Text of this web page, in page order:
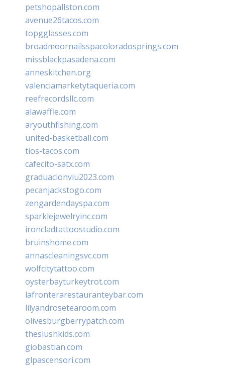
petshopallston.com
avenue26tacos.com
topgglasses.com
broadmoornailsspacoloradosprings.com
missblackpasadena.com
anneskitchen.org
valenciamarketytaqueria.com
reefrecordsllc.com
alawaffle.com
aryouthfishing.com
united-basketball.com
tios-tacos.com
cafecito-satx.com
graduacionviu2023.com
pecanjackstogo.com
zengardendayspa.com
sparklejewelryinc.com
ironcladtattoostudio.com
bruinshome.com
annascleaningsvc.com
wolfcitytattoo.com
oysterbayturkeytrot.com
lafronterarestauranteybar.com
lilyandrosetearoom.com
olivesburgberrypatch.com
theslushkids.com
giobastian.com
glpascensori.com